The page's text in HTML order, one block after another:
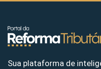
Sua plataforma de